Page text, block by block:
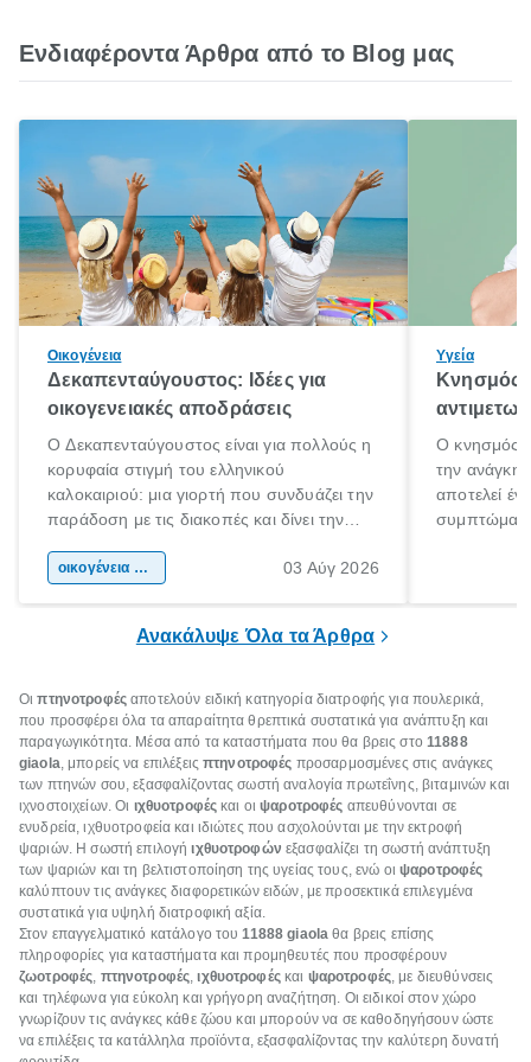
Ενδιαφέροντα Άρθρα από το Blog μας
Οικογένεια
Δεκαπενταύγουστος: Ιδέες για
οικογενειακές αποδράσεις
Ο Δεκαπενταύγουστος είναι για πολλούς η
κορυφαία στιγμή του ελληνικού
καλοκαιριού: μια γιορτή που συνδυάζει την
παράδοση με τις διακοπές και δίνει την
χώρας. Είτε πρόκειται για λίγες μέρες
οικογένεια & παιδί 03 Αύγ 2026
Υγεία
Κνησμός:
Ο κνησμός
την ανάγκη
αποτελεί
Ανακάλυψε Όλα τα Άρθρα
Οιπτηνοτροφέςαποτελούν ειδική κατηγορία διατροφής για πουλερικά,
που προσφέρει όλα τα απαραίτητα θρεπτικά συστατικά για ανάπτυξη και
παραγωγικότητα. Μέσα από τα καταστήματα που θα βρεις στο 11888
giaola, μπορείς να επιλέξειςπτηνοτροφές προσαρμοσμένες στις ανάγκες
των πτηνών σου, εξασφαλίζοντας σωστή αναλογία πρωτεΐνης, βιταμινών και
ιχνοστοιχείων. Οι ιχθυοτροφές και οιψαροτροφές απευθύνονται σε
ενυδρεία, ιχθυοτροφεία και ιδιώτες που ασχολούνται με την εκτροφή
ψαριών. Η σωστή επιλογήιχθυοτροφών εξασφαλίζει τη σωστή ανάπτυξη
των ψαριών και τη βελτιστοποίηση της υγείας τους, ενώ οι ψαροτροφές
καλύπτουν τις ανάγκες διαφορετικών ειδών, με προσεκτικά επιλεγμένα
συστατικά για υψηλή διατροφική αξία.
Στον επαγγελματικό κατάλογο του11888 giaola θα βρεις επίσης
πληροφορίες για καταστήματα και προμηθευτές που προσφέρουν
ζωοτροφές, πτηνοτροφές,ιχθυοτροφέςκαι ψαροτροφές, με διευθύνσεις
και τηλέφωνα για εύκολη και γρήγορη αναζήτηση. Οι ειδικοί στον χώρο
γνωρίζουν τις ανάγκες κάθε ζώου και μπορούν να σε καθοδηγήσουν ώστε
να επιλέξεις τα κατάλληλα προϊόντα, εξασφαλίζοντας την καλύτερη δυνατή